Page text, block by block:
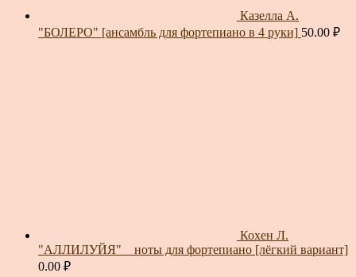
Казелла А.
"БОЛЕРО" [ансамбль для фортепиано в 4 руки] 50.00 ₽
Кохен Л.
"АЛЛИЛУЙЯ" _ ноты для фортепиано [лёгкий вариант]
0.00 ₽